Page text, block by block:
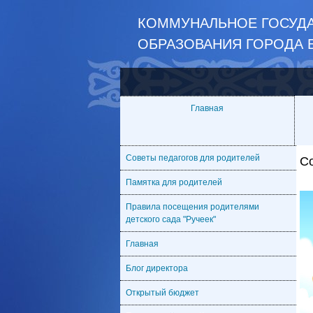
КОММУНАЛЬНОЕ
ОБРАЗОВАНИЯ ГОРОДА
Главная
Советы педагогов для родителей
Памятка для родителей
Правила посещения родителями
детского сада "Ручеек"
Главная
Блог директора
Открытый бюджет